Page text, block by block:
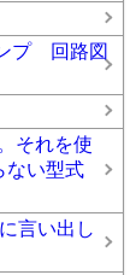
プ 回路図
それを使
ない型式
言い出し